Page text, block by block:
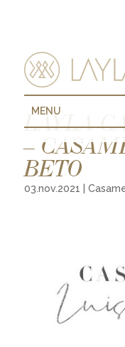
MENU
LAYLA
–
BETO
03.nov.2021